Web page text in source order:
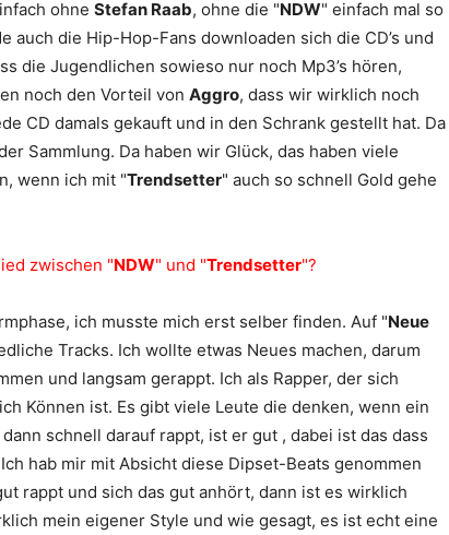
ohne Stefan Raab, ohne die "NDW" einfach mal so
auch die Hip-Hop-Fans downloaden sich die CD’s und
die Jugendlichen sowieso nur noch Mp3’s hören,
noch den Vorteil von Aggro, dass wir wirklich noch
CD damals gekauft und in den Schrank gestellt hat. Da
Sammlung. Da haben wir Glück, das haben viele
wenn ich mit "Trendsetter" auch so schnell Gold gehe
zwischen "NDW" und "Trendsetter"?
ich musste mich erst selber finden. Auf "Neue
Tracks. Ich wollte etwas Neues machen, darum
und langsam gerappt. Ich als Rapper, der sich
Können ist. Es gibt viele Leute die denken, wenn ein
schnell darauf rappt, ist er gut , dabei ist das dass
hab mir mit Absicht diese Dipset-Beats genommen
rappt und sich das gut anhört, dann ist es wirklich
mein eigener Style und wie gesagt, es ist echt eine